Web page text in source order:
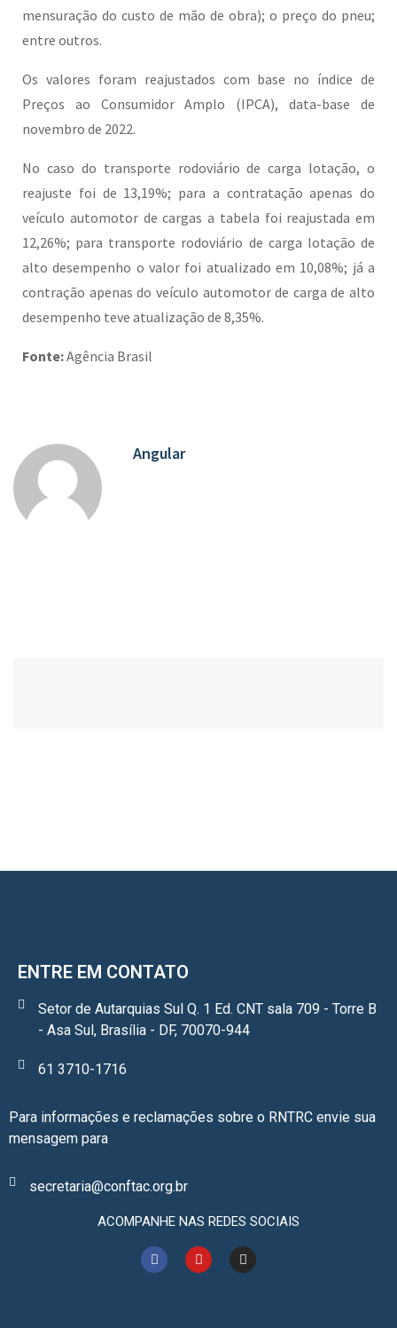
mensuração do custo de mão de obra); o preço do pneu;
entre outros.
Os valores foram reajustados com base no índice de
Preços ao Consumidor Amplo (IPCA), data-base de
novembro de 2022.
No caso do transporte rodoviário de carga lotação, o
reajuste foi de 13,19%; para a contratação apenas do
veículo automotor de cargas a tabela foi reajustada em
12,26%; para transporte rodoviário de carga lotação de
alto desempenho o valor foi atualizado em 10,08%; já a
contração apenas do veículo automotor de carga de alto
desempenho teve atualização de 8,35%.
Fonte:Agência Brasil
Angular
ENTRE EM CONTATO
Setor de Autarquias Sul Q. 1 Ed. CNT sala 709 - Torre B
- Asa Sul, Brasília - DF, 70070-944
61 3710-1716
Para informações e reclamações sobre o RNTRC envie sua
mensagem para
secretaria@conftac.org.br
ACOMPANHE NAS REDES SOCIAIS